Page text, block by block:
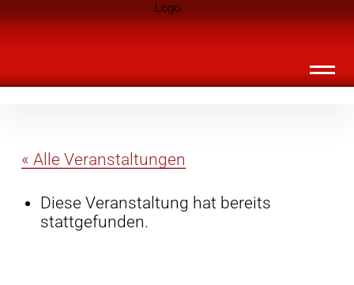
überspringen
Landknirpse – Die Zeitschrift für Leute
« Alle Veranstaltungen
Diese Veranstaltung hat bereits
stattgefunden.